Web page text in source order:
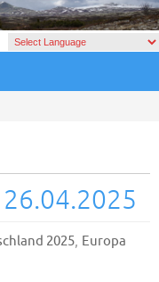
2025, Europa